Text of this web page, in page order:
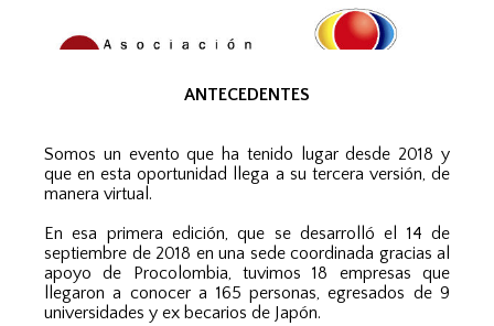
ANTECEDENTES
Somos un evento que ha tenido lugar desde 2018 y
que en esta oportunidad llega a su tercera versión, de
manera virtual.
En esa primera edición, que se desarrolló el 14 de
septiembre de 2018 en una sede coordinada gracias al
apoyo de Procolombia, tuvimos 18 empresas que
llegaron a conocer a 165 personas, egresados de 9
universidades y ex becarios de Japón.